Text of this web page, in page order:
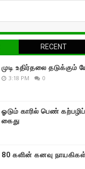
RECENT
முடி உதிர்தலை
3:18 PM 0
ஓடும் காரில் பெண்
கைது
80 களின் கனவு நாயகிகள்